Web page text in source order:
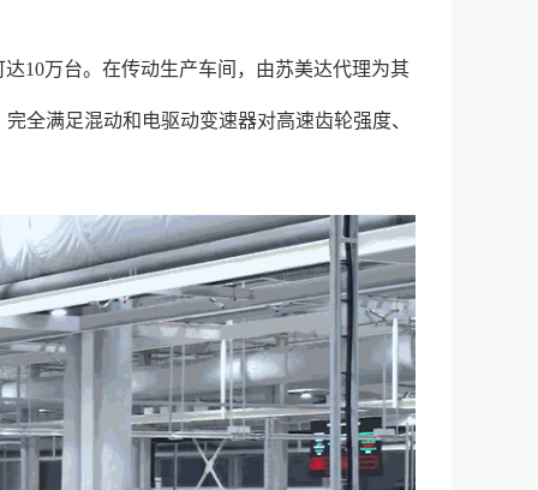
10万台。在传动生产车间，由苏美达代理为其
全满足混动和电驱动变速器对高速齿轮强度、